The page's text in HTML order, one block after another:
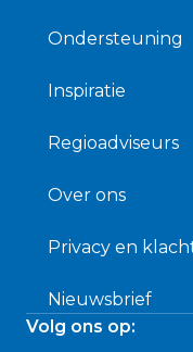
Ondersteuning
Inspiratie
Regioadviseurs
Over ons
Privacy en
Nieuwsbrief
Volg ons op: